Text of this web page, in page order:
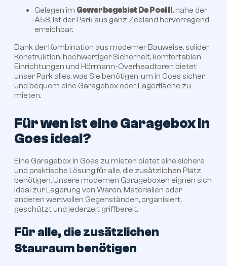
Gelegen im Gewerbegebiet De Poel II , nahe der
A58, ist der Park aus ganz Zeeland hervorragend
erreichbar.
Dank der Kombination aus moderner Bauweise, solider
Konstruktion, hochwertiger Sicherheit, komfortablen
Einrichtungen und Hörmann-Overheadtoren bietet
unser Park alles, was Sie benötigen, um in Goes sicher
und bequem eine Garagebox oder Lagerfläche zu
mieten.
Für wen ist eine Garagebox in
Goes ideal?
Eine Garagebox in Goes zu mieten bietet eine sichere
und praktische Lösung für alle, die zusätzlichen Platz
benötigen. Unsere modernen Garageboxen eignen sich
ideal zur Lagerung von Waren, Materialien oder
anderen wertvollen Gegenständen, organisiert,
geschützt und jederzeit griffbereit.
Für alle, die zusätzlichen
Stauraum benötigen